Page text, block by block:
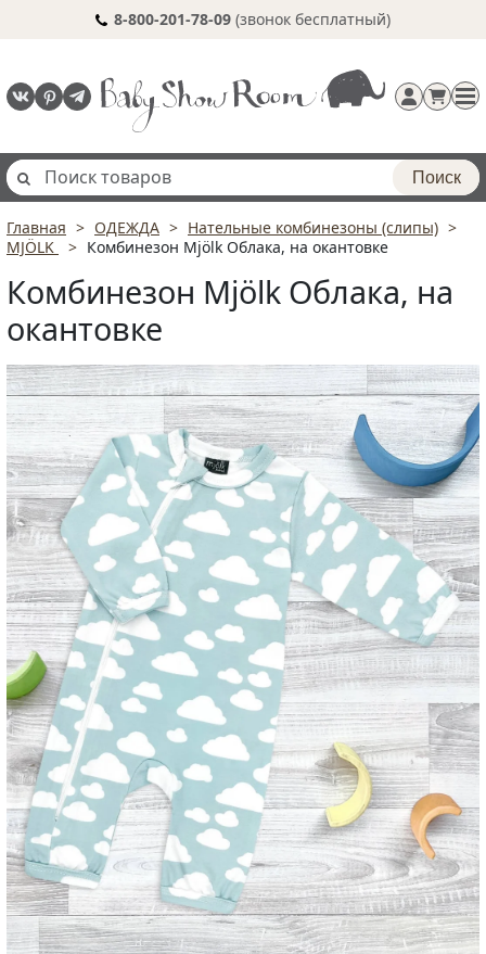
8-800-201-78-09 (звонок бесплатный)
Регистрация
Поиск
Главная ОДЕЖДА
Нательные комбинезоны (слипы)
MJÖLK
Комбинезон Mjölk Облака, на окантовке
Комбинезон Mjölk Облака, на
окантовке